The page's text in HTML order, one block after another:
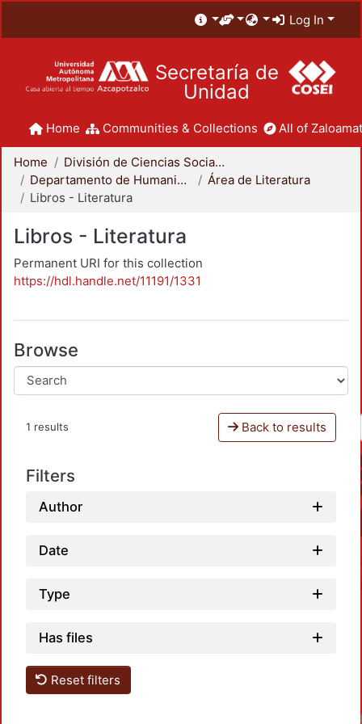
Log In
Secretaría de
Unidad
Home Communities & Collections All of
Home
División de Ciencias Sociales y Humanidades
Departamento de Humanidades
Área de Literatura
Libros - Literatura
Libros - Literatura
Permanent URI for this collection
https://hdl.handle.net/11191/1331
Browse
1 results Back to results
Filters
Author
Date
Type
Has files
Reset filters